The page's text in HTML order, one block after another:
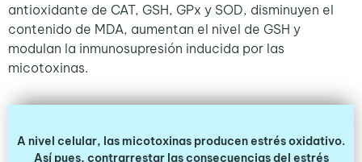
antioxidante de CAT, GSH, GPx y SOD, disminuyen el
contenido de MDA, aumentan el nivel de GSH y
modulan la inmunosupresión inducida por las
micotoxinas.
A nivel celular, las micotoxinas producen estrés oxidativo.
Así pues, contrarrestar las consecuencias del estrés